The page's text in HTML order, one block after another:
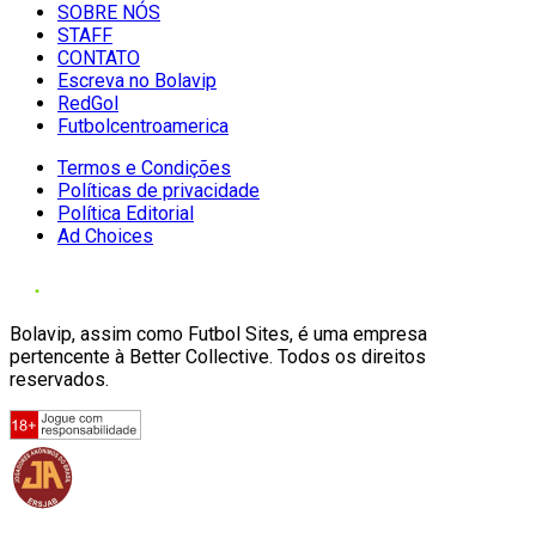
SOBRE NÓS
STAFF
CONTATO
Escreva no Bolavip
RedGol
Futbolcentroamerica
Termos e Condições
Políticas de privacidade
Política Editorial
Ad Choices
Bolavip, assim como Futbol Sites, é uma empresa
pertencente à Better Collective. Todos os direitos
reservados.